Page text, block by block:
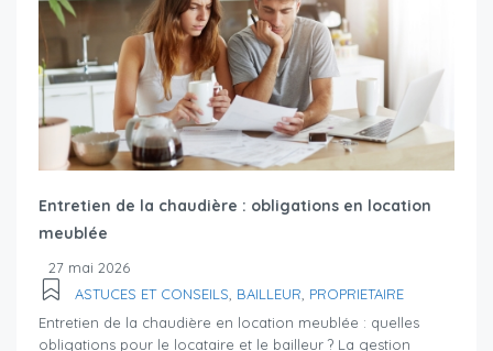
Entretien de la chaudière : obligations en location
meublée
27 mai 2026
ASTUCES ET CONSEILS BAILLEUR PROPRIETAIRE
Entretien de la chaudière en location meublée : quelles
obligations pour le locataire et le bailleur ? La gestion